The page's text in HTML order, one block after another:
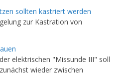
sollten kastriert werden
zur Kastration von
elektrischen "Missunde III" soll
wieder zwischen